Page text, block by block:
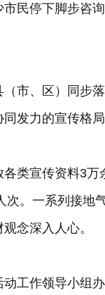
民停下脚步咨
市、区）同步
发力的宣传格局
类宣传资料3
次。一系列接地
念深入人心。
工作领导小组